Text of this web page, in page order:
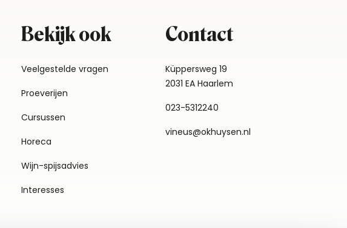
Bekijk ook
Veelgestelde vragen
Proeverijen
Cursussen
Horeca
Wijn-spijsadvies
Interesses
Contact
Küppersweg 19
2031 EA Haarlem
023-5312240
vineus@okhuysen.nl